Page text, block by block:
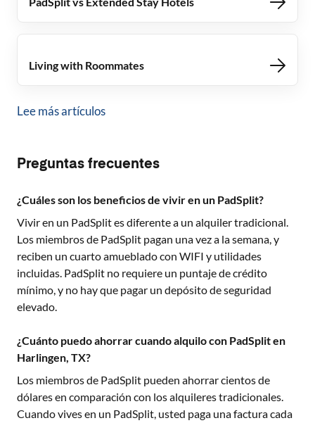
Living with Roommates
Lee más artículos
Preguntas frecuentes
¿Cuáles son los beneficios de vivir en un PadSplit?
Vivir en un PadSplit es diferente a un alquiler tradicional.
Los miembros de PadSplit pagan una vez a la semana, y
reciben un cuarto amueblado con WIFI y utilidades
incluidas. PadSplit no requiere un puntaje de crédito
mínimo, y no hay que pagar un depósito de seguridad
elevado.
¿Cuánto puedo ahorrar cuando alquilo con PadSplit en
Harlingen, TX?
Los miembros de PadSplit pueden ahorrar cientos de
dólares en comparación con los alquileres tradicionales.
Cuando vives en un PadSplit, usted paga una factura cada